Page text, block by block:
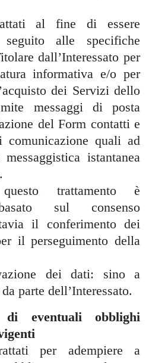
al fine di essere
alle specifiche
dall’Interessato per
informativa e/o per
dei Servizi dello
messaggi di posta
del Form contatti e
quali ad
istantanea
trattamento è
sul consenso
il conferimento dei
il perseguimento della
dei dati: sino a
parte dell’Interessato.
di eventuali obblighi
per adempiere a